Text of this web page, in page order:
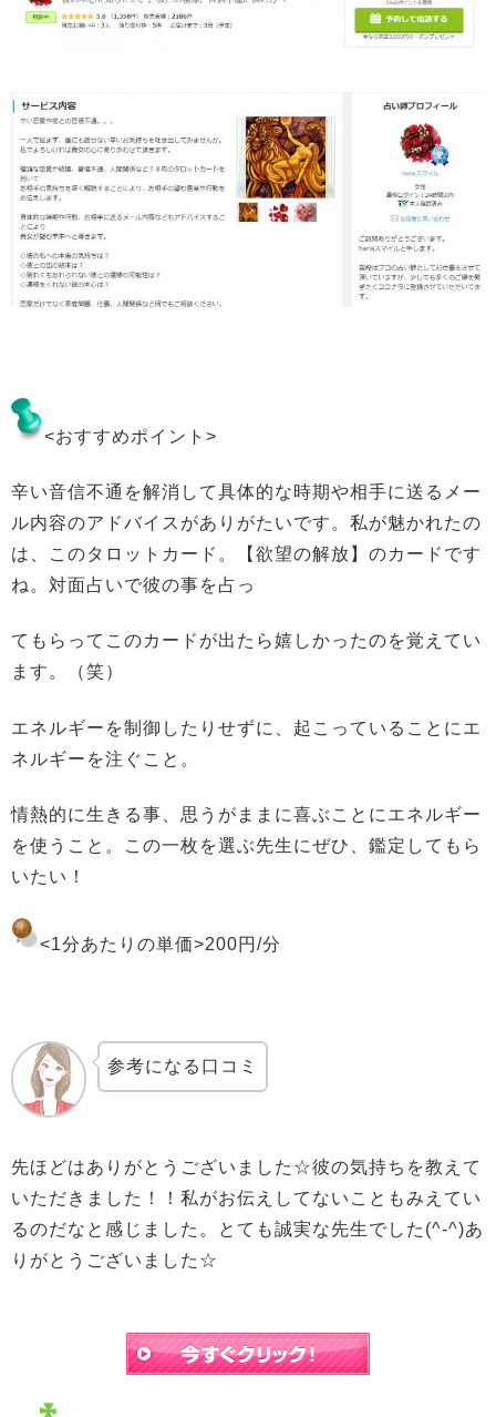
<おすすめポイント>
辛い音信不通を解消して具体的な時期や相手に送るメー
ル内容のアドバイスがありがたいです。私が魅かれたの
は、このタロットカード。【欲望の解放】のカードです
ね。対面占いで彼の事を占っ
てもらってこのカードが出たら嬉しかったのを覚えてい
ます。（笑）
エネルギーを制御したりせずに、起こっていることにエ
ネルギーを注ぐこと。
情熱的に生きる事、思うがままに喜ぶことにエネルギー
を使うこと。この一枚を選ぶ先生にぜひ、鑑定してもら
いたい！
<1分あたりの単価>200円/分
参考になる口コミ
先ほどはありがとうございました☆彼の気持ちを教えて
いただきました！！私がお伝えしてないこともみえてい
るのだなと感じました。とても誠実な先生でした(^-^)あ
りがとうございました☆